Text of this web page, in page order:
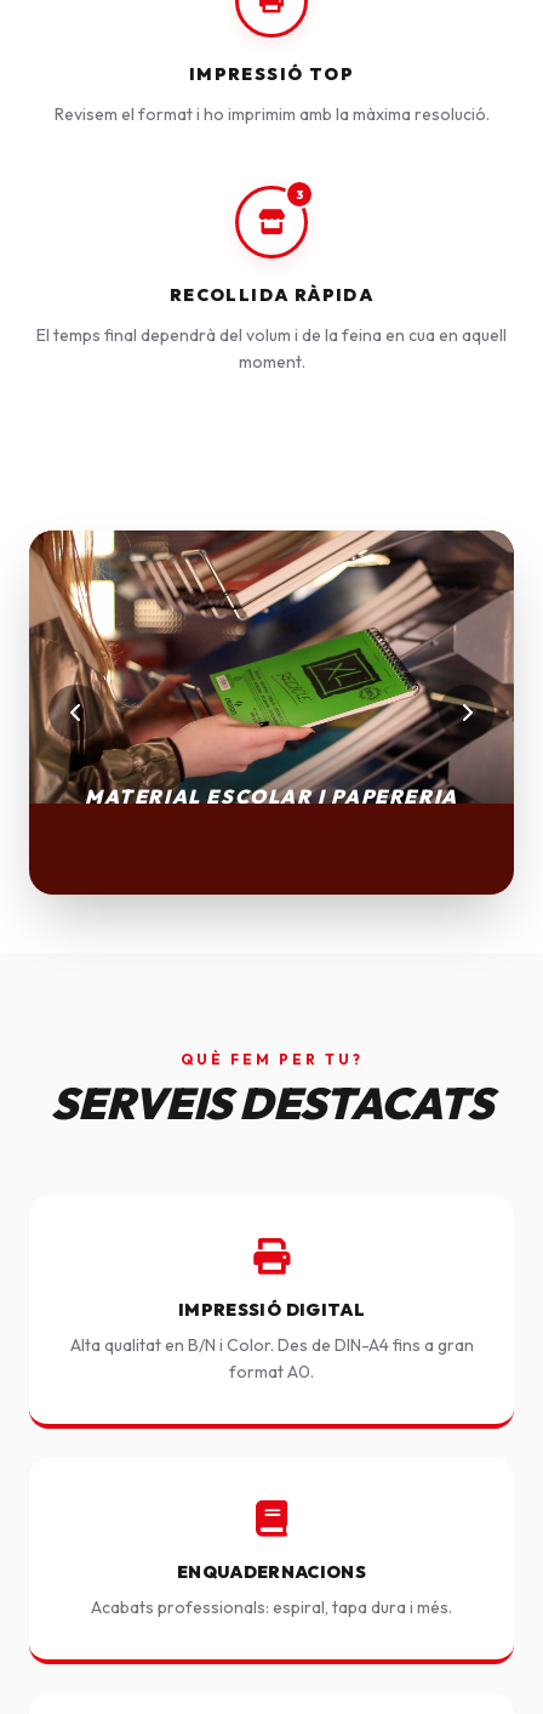
IMPRESSIÓ TOP
Revisem el format i ho imprimim amb la màxima resolució.
3
RECOLLIDA RÀPIDA
El temps final dependrà del volum i de la feina en cua en aquell
moment.
QUÈ FEM PER TU?
SERVEIS DESTACATS
IMPRESSIÓ DIGITAL
Alta qualitat en B/N i Color. Des de DIN-A4 fins a gran
format A0.
ENQUADERNACIONS
Acabats professionals: espiral, tapa dura i més.